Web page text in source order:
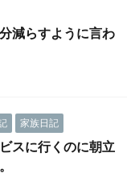
減らすように言わ
家族日記
スに行くのに朝立